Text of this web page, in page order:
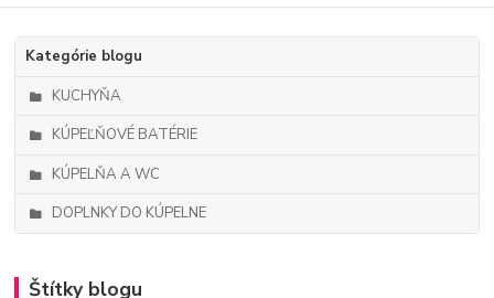
Kategórie blogu
KUCHYŇA
KÚPEĽŇOVÉ BATÉRIE
KÚPELŇA A WC
DOPLNKY DO KÚPELNE
Štítky blogu